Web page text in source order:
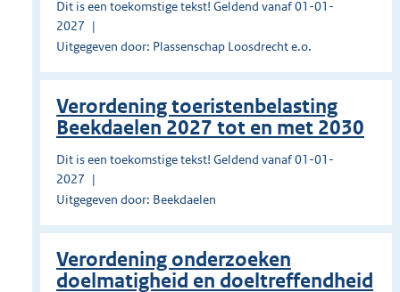
Dit is een toekomstige tekst! Geldend vanaf 01-01-
2027
Uitgegeven door: Plassenschap Loosdrecht e.o.
Verordening toeristenbelasting
Beekdaelen 2027 tot en met 2030
Dit is een toekomstige tekst! Geldend vanaf 01-01-
2027
Uitgegeven door: Beekdaelen
Verordening onderzoeken
doelmatigheid en doeltreffendheid